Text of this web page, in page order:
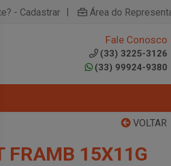
- Cadastrar | Área do
Fale Conosco
(33) 3225-3126
(33) 99924-9380
VOLTAR
FRAMB 15X11G